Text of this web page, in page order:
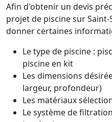
Afin d'obtenir un devis
projet de piscine sur
donner certaines
Le type de piscine :
piscine en kit
Les dimensions
largeur, profondeur)
Les matériaux
Le système de